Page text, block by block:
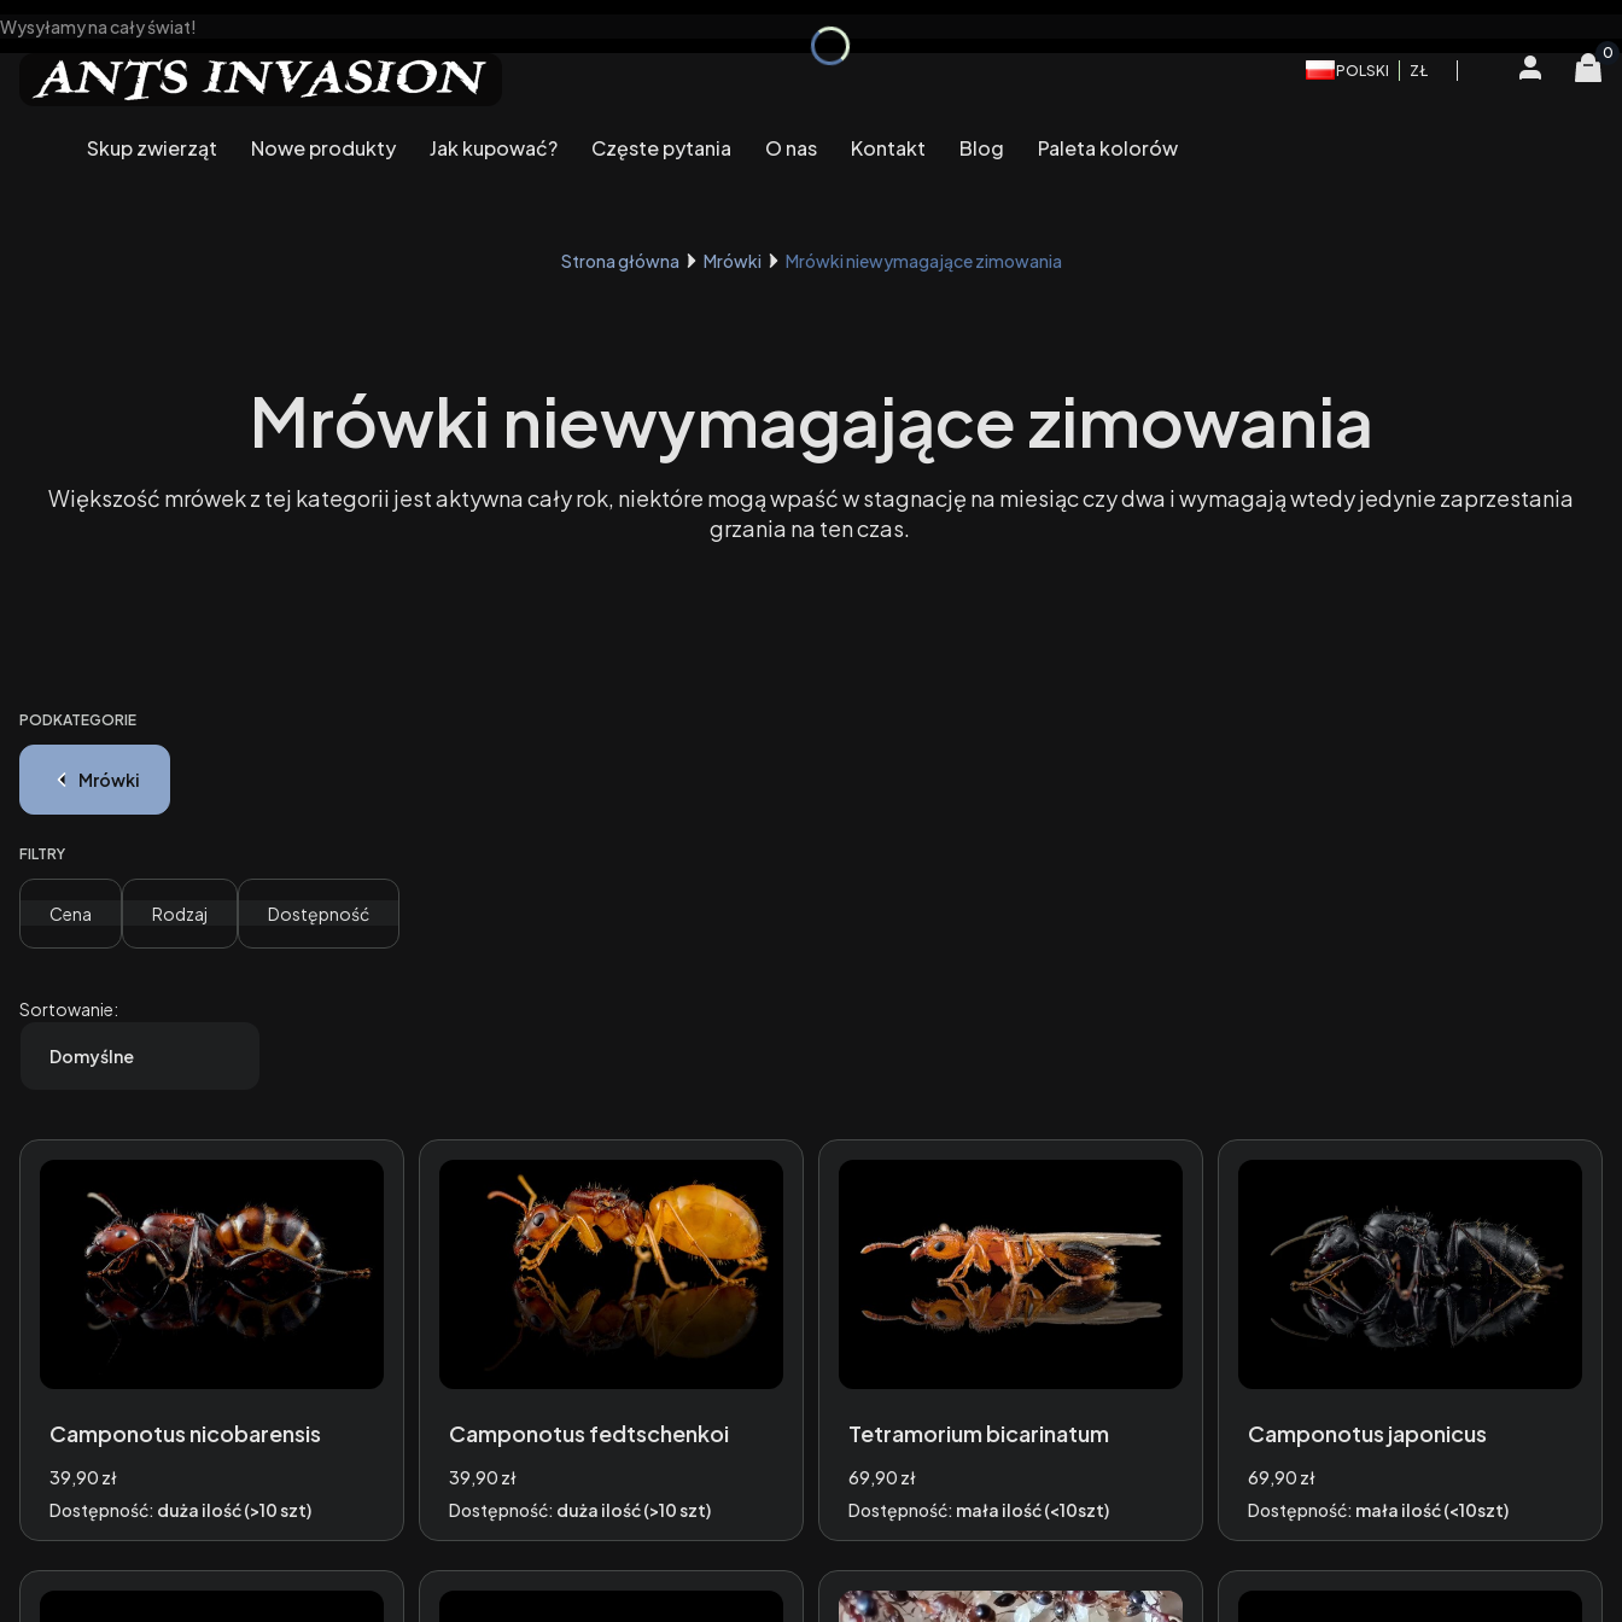
Wysyłamy na cały świat!
POLSKI ZŁ Zaloguj się
Skup zwierząt Nowe produkty Jak kupować? Częste pytania O nas Kontakt Blog Paleta kolorów
Strona główna Mrówki Mrówki niewymagające zimowania
Mrówki niewymagające zimowania
Większość mrówek z tej kategorii jest aktywna cały rok, niektóre mogą wpaść w stagnację na miesiąc czy dwa i wymagają wtedy jedynie zaprzestania
grzania na ten czas.
PODKATEGORIE
Mrówki
FILTRY
Cena Rodzaj Dostępność
Lista produktów
Sortowanie:
Domyślne
Camponotus nicobarensis
Cena
39,90 zł
Dostępność: duża ilość (>10 szt)
Camponotus fedtschenkoi
Cena
39,90 zł
Dostępność: duża ilość (>10 szt)
Tetramorium bicarinatum
Cena
69,90 zł
Dostępność: mała ilość (<10szt)
Camponotus japonicus
Cena
69,90 zł
Dostępność: mała ilość (<10szt)